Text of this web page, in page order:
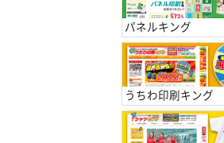
パネルキング
うちわ印刷キング